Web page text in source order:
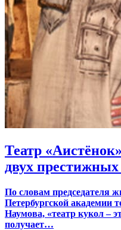
Театр
двух
По словам председателя
Петербургской академии
Наумова, «театр кукол –
получает…